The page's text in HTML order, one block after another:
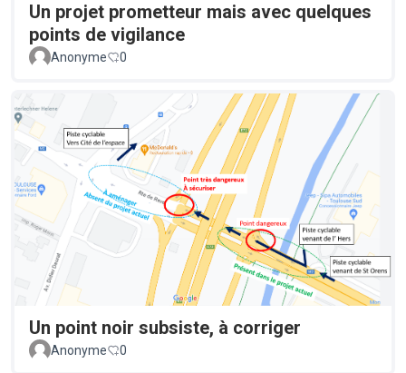
Un projet prometteur mais avec quelques
points de vigilance
Anonyme 0
Un point noir subsiste, à corriger
Anonyme 0